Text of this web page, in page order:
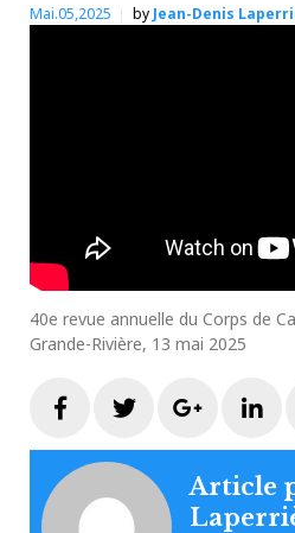
Mai.05,2025 by Jean-Denis
40e revue annuelle du Corps de
Grande-Rivière, 13 mai 2025
FacebookTwitterGoogle+
Article